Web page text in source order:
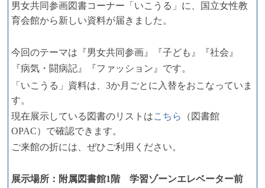
男女共同参画図書コーナー「いこうる」に、国立女性教
育会館から新しい資料が届きました。
今回のテーマは 『男女共同参画』『子ども』『社会』
『病気・闘病記』『ファッション』 です。
「いこうる」資料は、3か月ごとに入替をおこなっていま
す。
現在展示している図書のリストはこちら
（図書館
OPAC）で確認できます。
ご来館の折には、ぜひご利用ください。
展示場所：附属図書館1階 学習ゾーンエレベーター前